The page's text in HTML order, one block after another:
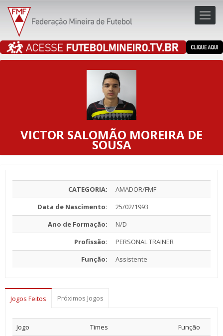
VICTOR SALOMÃO MOREIRA DE
SOUSA
CATEGORIA:
AMADOR/FMF
Data de Nascimento:
25/02/1993
Ano de Formação:
N/D
Profissão:
PERSONAL TRAINER
Função:
Assistente
Jogos Feitos Próximos Jogos
Jogo Times Função